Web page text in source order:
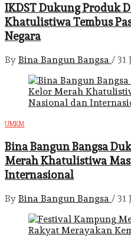
IKDST Dukung Produk
Khatulistiwa Tembus
Negara
By Bina Bangun Bangsa / 31
UMKM
Bina Bangun Bangsa
Merah Khatulistiwa
Internasional
By Bina Bangun Bangsa / 31